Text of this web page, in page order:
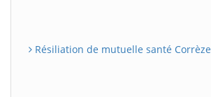
Résiliation de mutuelle santé Corrèze